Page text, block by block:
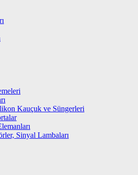
Kauçuk ve Süngerleri
Sinyal Lambaları